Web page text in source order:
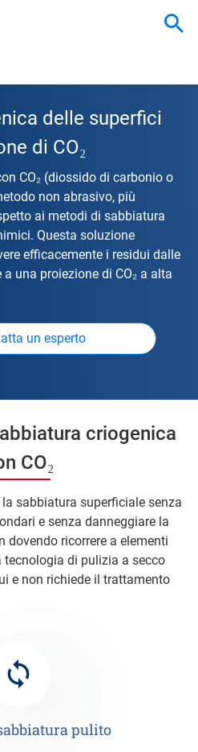
delle superfici
di CO₂
CO₂ (diossido di carbonio o
non abrasivo, più
ai metodi di sabbiatura
Questa soluzione
efficacemente i residui dalle
una proiezione di CO₂ a alta
un esperto
criogenica
CO₂
sabbiatura superficiale senza
e senza danneggiare la
dovendo ricorrere a elementi
di pulizia a secco
e non richiede il trattamento
pulito